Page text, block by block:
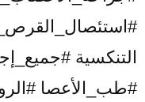
التنكسية